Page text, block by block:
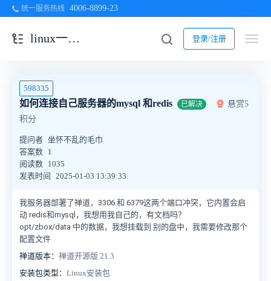
统一服务热线 4006-8899-23
登录/注册
linux一键安装包
598335
如何连接自己服务器的mysql 和redis 已解决
悬赏5
积分
提问者 坐怀不乱的毛巾
答案数 1
阅读数 1035
发表时间
2025-01-03 13:39:33
我服务器部署了禅道，3306 和 6379这两个端口冲突，它内置会启
动 redis和mysql，我想用我自己的，有文档吗？
opt/zbox/data 中的数据，我想挂载到 别的盘中，我需要修改那个
配置文件
禅道版本： 禅道开源版 21.3
安装包类型： Linux安装包